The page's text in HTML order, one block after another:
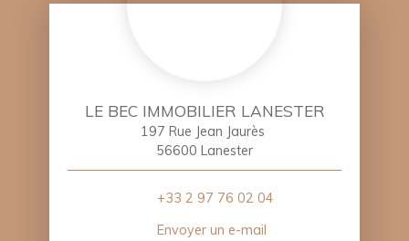
LE BEC IMMOBILIER LANESTER
197 Rue Jean Jaurès
56600 Lanester
+33 2 97 76 02 04
Envoyer un e-mail